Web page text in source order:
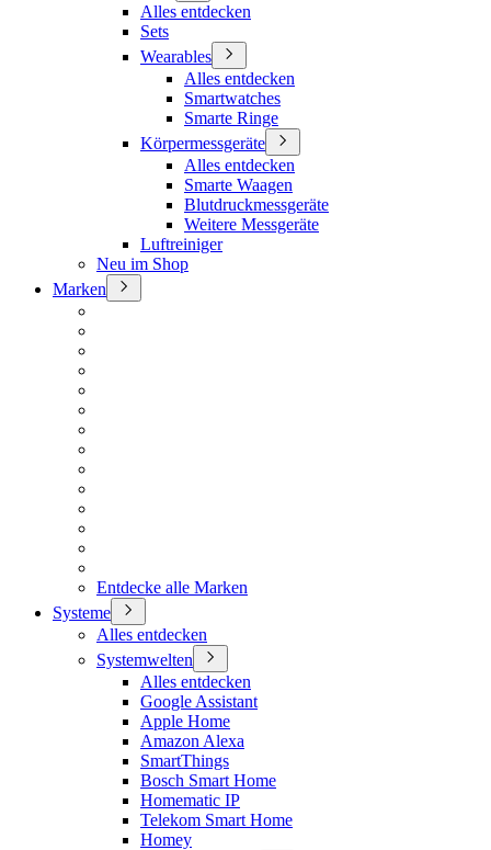
Alles entdecken
Sets
Wearables
Alles entdecken
Smartwatches
Smarte Ringe
Körpermessgeräte
Alles entdecken
Smarte Waagen
Blutdruckmessgeräte
Weitere Messgeräte
Luftreiniger
Neu im Shop
Marken
Entdecke alle Marken
Systeme
Alles entdecken
Systemwelten
Alles entdecken
Google Assistant
Apple Home
Amazon Alexa
SmartThings
Bosch Smart Home
Homematic IP
Telekom Smart Home
Homey